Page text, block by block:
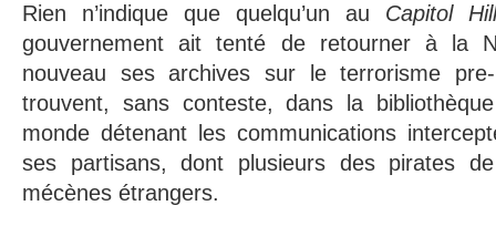
Rien n’indique que quelqu’un au Capitol
gouvernement ait tenté de retourner à la
nouveau ses archives sur le terrorisme
trouvent, sans conteste, dans la
monde détenant les communications
ses partisans, dont plusieurs des pirates
mécènes étrangers.